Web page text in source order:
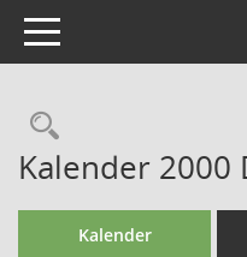
Toggle navigation
Kalender 2000
Kalender